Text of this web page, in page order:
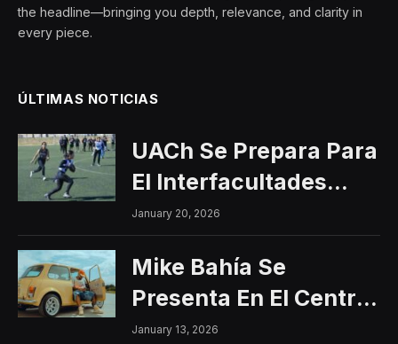
the headline—bringing you depth, relevance, and clarity in
every piece.
ÚLTIMAS NOTICIAS
UACh Se Prepara Para
El Interfacultades
2026
January 20, 2026
Mike Bahía Se
Presenta En El Centro
Histórico Con Un
January 13, 2026